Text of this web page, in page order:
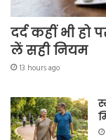
दर्द कहीं भी
लें सही नियम
13 hours ago